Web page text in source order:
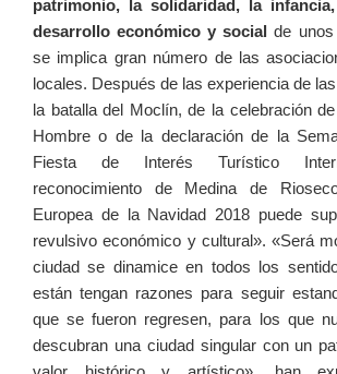
patrimonio, la solidaridad, la
desarrollo económico y socialde
se implica gran número de las
locales. Después de las experiencia de
la batalla del Moclín, de la celebración
Hombre o de la declaración de la
Fiesta de Interés Turístico
reconocimiento de Medina de
Europea de la Navidad 2018 puede
revulsivo económico y cultural». «Será
ciudad se dinamice en todos los
están tengan razones para seguir
que se fueron regresen, para los que
descubran una ciudad singular con un